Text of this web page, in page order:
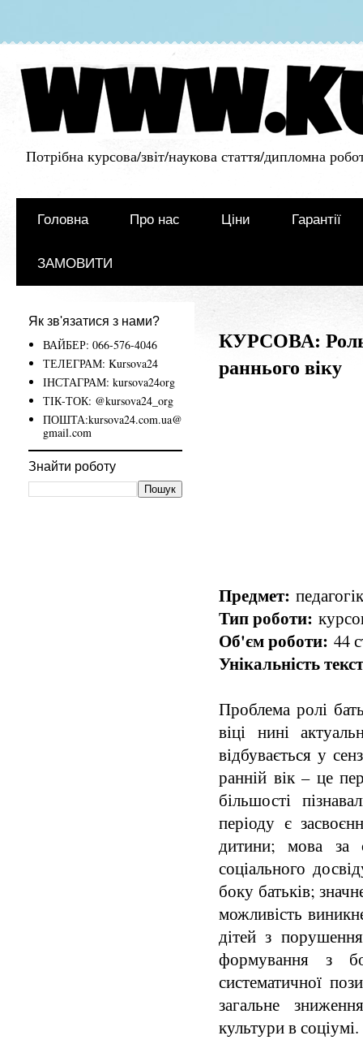
Потрібна курсова/звіт/наукова стаття/дипломна
Головна Про нас Ціни Гарантії
ЗАМОВИТИ
КУРСОВА: Роль
раннього віку
Предмет:
Тип роботи:
Об'єм роботи: 44
Унікальність
Проблема ролі
віці нині
відбувається у
ранній вік – це
більшості
періоду є
дитини; мова за
соціального
боку батьків;
можливість
дітей з
формування з
систематичної
загальне
культури в соціумі.
Як зв'язатися з нами?
ВАЙБЕР: 066-576-4046
ТЕЛЕГРАМ: Kursova24
ІНСТАГРАМ: kursova24org
ТІК-ТОК: @kursova24_org
ПОШТА:kursova24.com.ua@
gmail.com
Знайти роботу